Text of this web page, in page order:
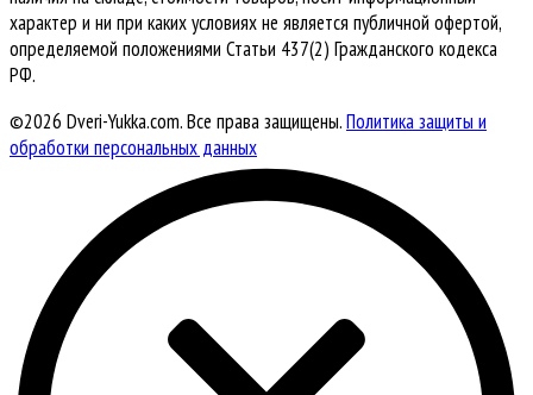
характер и ни при каких условиях не является публичной офертой,
определяемой положениями Статьи 437(2) Гражданского кодекса
РФ.
©2026 Dveri-Yukka.com. Все права защищены.Политика защиты и
обработки персональных данных